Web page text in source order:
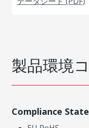
製品環境
Compliance